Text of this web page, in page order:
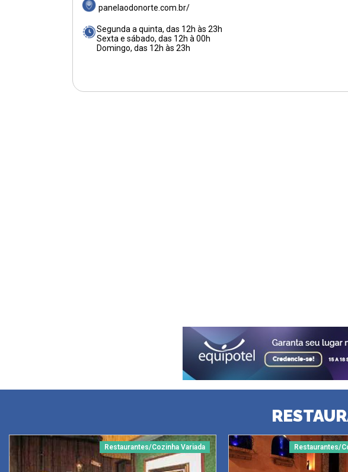
panelaodonorte.com.br/
Segunda a quinta, das 12h às 23h
Sexta e sábado, das 12h à 00h
Domingo, das 12h às 23h
Restaurantes/Cozinha Variada Restaurantes/